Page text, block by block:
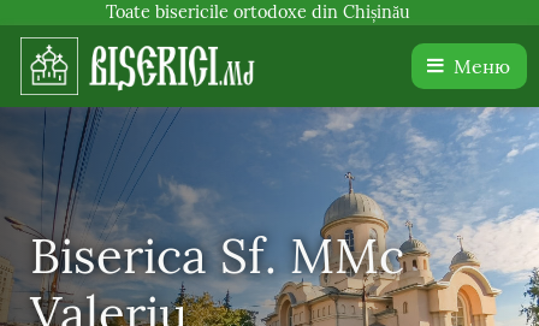
Toate bisericile ortodoxe din Chișinău
Меню
Biserica Sf. MMc
Valeriu